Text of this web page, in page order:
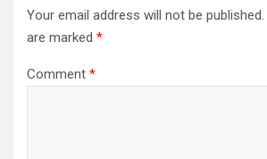
Your email address will not be published.
are marked *
Comment *